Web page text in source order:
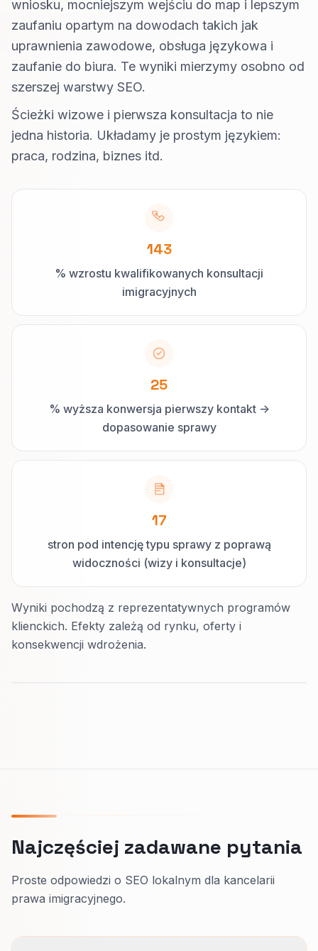
wniosku, mocniejszym wejściu do map i lepszym
zaufaniu opartym na dowodach takich jak
uprawnienia zawodowe, obsługa językowa i
zaufanie do biura. Te wyniki mierzymy osobno od
szerszej warstwy SEO.
Ścieżki wizowe i pierwsza konsultacja to nie
jedna historia. Układamy je prostym językiem:
praca, rodzina, biznes itd.
143
% wzrostu kwalifikowanych konsultacji
imigracyjnych
25
% wyższa konwersja pierwszy kontakt ->
dopasowanie sprawy
17
stron pod intencję typu sprawy z poprawą
widoczności (wizy i konsultacje)
Wyniki pochodzą z reprezentatywnych programów
klienckich. Efekty zależą od rynku, oferty i
konsekwencji wdrożenia.
Najczęściej zadawane pytania
Proste odpowiedzi o SEO lokalnym dla kancelarii
prawa imigracyjnego.